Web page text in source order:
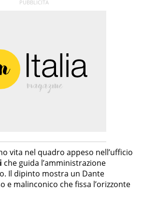
vita nel quadro appeso nell’ufficio
che guida l’amministrazione
Il dipinto mostra un Dante
e malinconico che fissa l’orizzonte